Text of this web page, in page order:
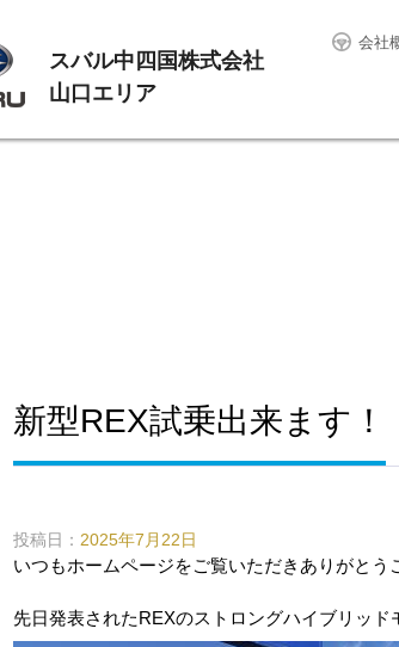
スバル中四国株式会社
山口エリア
会社
新型REX試乗出来ます！
投稿日： 2025年7月22日
いつもホームページをご覧いただきありがとう
先日発表されたREXのストロングハイブリッ